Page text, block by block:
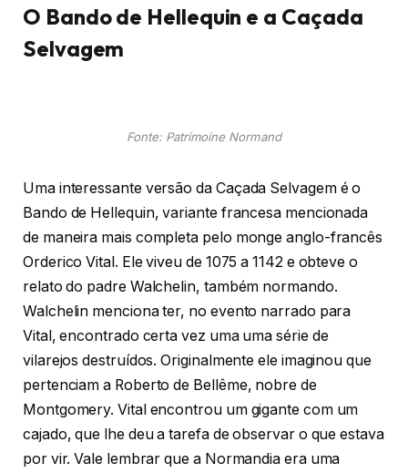
O Bando de Hellequin e a Caçada
Selvagem
Fonte: Patrimoine Normand
Uma interessante versão da Caçada Selvagem é o
Bando de Hellequin, variante francesa mencionada
de maneira mais completa pelo monge anglo-francês
Orderico Vital. Ele viveu de 1075 a 1142 e obteve o
relato do padre Walchelin, também normando.
Walchelin menciona ter, no evento narrado para
Vital, encontrado certa vez uma uma série de
vilarejos destruídos. Originalmente ele imaginou que
pertenciam a Roberto de Bellême, nobre de
Montgomery. Vital encontrou um gigante com um
cajado, que lhe deu a tarefa de observar o que estava
por vir. Vale lembrar que a Normandia era uma